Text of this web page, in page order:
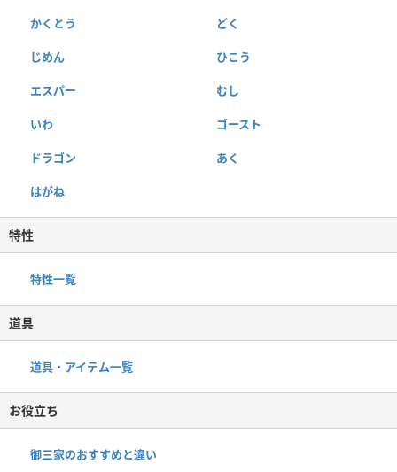
かくとう どく
じめん ひこう
エスパー むし
いわ ゴースト
ドラゴン あく
はがね
特性
特性一覧
道具
道具・アイテム一覧
お役立ち
御三家のおすすめと違い